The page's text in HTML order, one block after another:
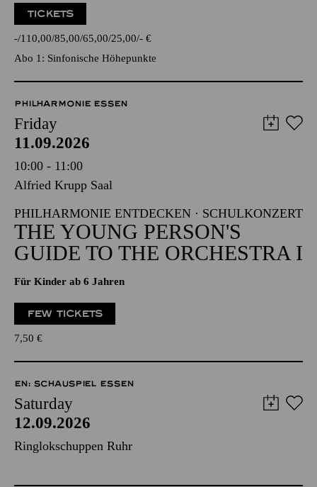
TICKETS
- 110,00 85,00 65,00 25,00 - €
Abo 1: Sinfonische Höhepunkte
PHILHARMONIE ESSEN
Friday
11.09.2026
10:00 - 11:00
Alfried Krupp Saal
PHILHARMONIE ENTDECKEN · SCHULKONZERT
THE YOUNG PERSON'S
GUIDE TO THE ORCHESTRA I
Für Kinder ab 6 Jahren
FEW TICKETS
7,50 €
EN: SCHAUSPIEL ESSEN
Saturday
12.09.2026
Ringlokschuppen Ruhr